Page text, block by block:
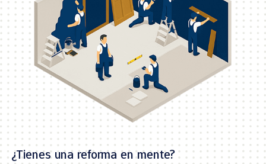
¿Tienes una reforma en mente?